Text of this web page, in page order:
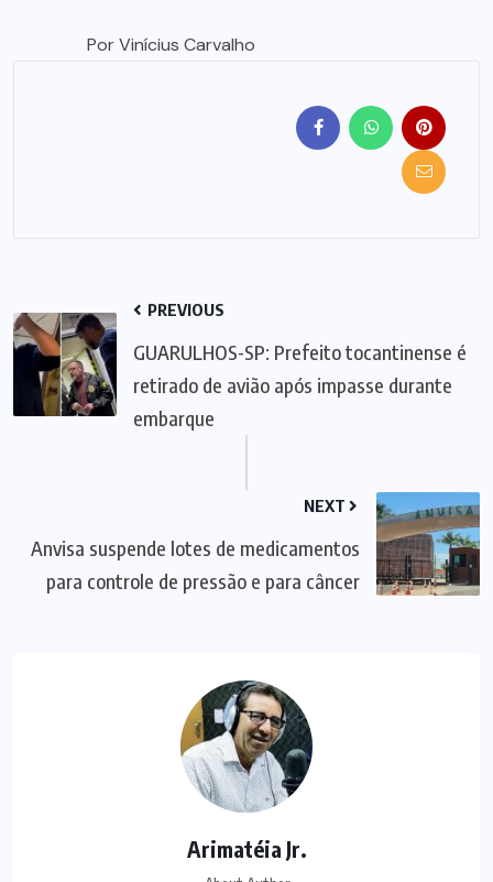
Por Vinícius Carvalho
PREVIOUS
GUARULHOS-SP: Prefeito tocantinense é
retirado de avião após impasse durante
embarque
NEXT
Anvisa suspende lotes de medicamentos
para controle de pressão e para câncer
Arimatéia Jr.